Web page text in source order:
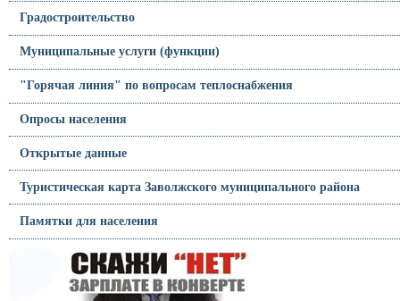
Градостроительство
Муниципальные услуги (функции)
"Горячая линия" по вопросам теплоснабжения
Опросы населения
Открытые данные
Туристическая карта Заволжского муниципального района
Памятки для населения